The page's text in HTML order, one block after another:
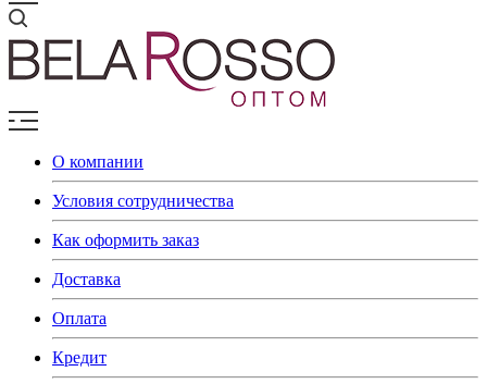
О компании
Условия сотрудничества
Как оформить заказ
Доставка
Оплата
Кредит